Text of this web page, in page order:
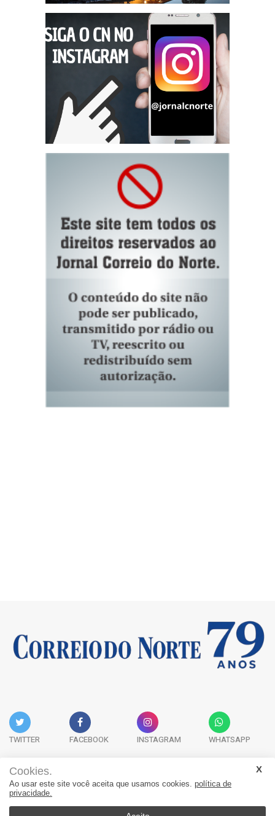
TWITTER FACEBOOK INSTAGRAM WHATSAPP
Acervo Digital Fale Conosco Quem Somos
Cookies.
Ao usar este site você aceita que usamos cookies. política de
privacidade.